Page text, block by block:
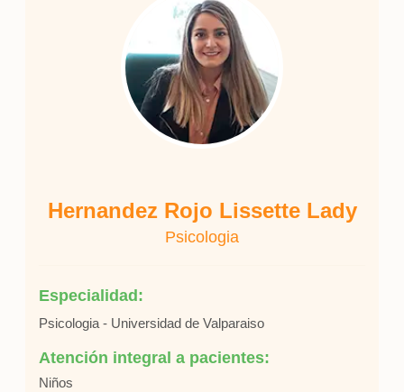
Hernandez Rojo Lissette Lady
Psicologia
Especialidad:
Psicologia - Universidad de Valparaiso
Atención integral a pacientes:
Niños